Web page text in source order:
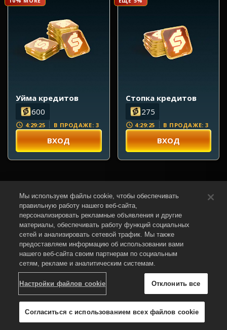
Уйма кредитов
600
4:29:23 В ПРОДАЖЕ: 3
ВХОД
Стопка кредитов
275
4:29:23 В ПРОДАЖЕ: 3
ВХОД
VIP-предложения
ЛУЧШАЯ ЦЕНА | 20% ВЫГОДЫ
Валютный меганабор
Мы используем файлы cookie, чтобы обеспечивать
правильную работу нашего веб-сайта,
персонализировать рекламные объявления и другие
материалы, обеспечивать работу функций социальных
сетей и анализировать сетевой трафик. Мы также
предоставляем информацию об использовании вами
нашего веб-сайта своим партнерам по социальным
сетям, рекламе и аналитическим системам.
Настройки файлов cookie Отклонить все
Согласиться с использованием всех файлов cookie